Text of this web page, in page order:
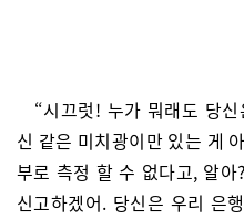
“시끄럿! 누가 뭐래도 당
신 같은 미치광이만 있는 게
부로 측정 할 수 없다고, 알
신고하겠어. 당신은 우리 은